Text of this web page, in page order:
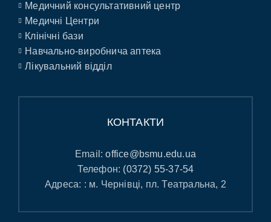
Медичний консультативний центр
Медичні Центри
Клінічні бази
Навчально-виробнича аптека
Лікувальний відділ
КОНТАКТИ
Email:office@bsmu.edu.ua
Телефон: (0372) 55-37-54
Адреса: : м. Чернівці, пл. Театральна, 2